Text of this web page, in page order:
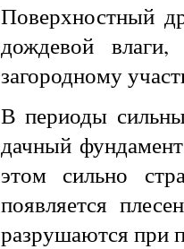
Поверхностный
дождевой
загородному
В периоды
дачный
этом сильно
появляется
разрушаются при